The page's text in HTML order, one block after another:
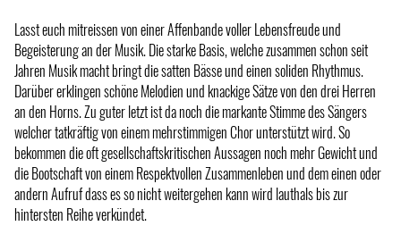
Lasst euch mitreissen von einer Affenbande voller Lebensfreude und
Begeisterung an der Musik. Die starke Basis, welche zusammen schon seit
Jahren Musik macht bringt die satten Bässe und einen soliden Rhythmus.
Darüber erklingen schöne Melodien und knackige Sätze von den drei Herren
an den Horns. Zu guter letzt ist da noch die markante Stimme des Sängers
welcher tatkräftig von einem mehrstimmigen Chor unterstützt wird. So
bekommen die oft gesellschaftskritischen Aussagen noch mehr Gewicht und
die Bootschaft von einem Respektvollen Zusammenleben und dem einen oder
andern Aufruf dass es so nicht weitergehen kann wird lauthals bis zur
hintersten Reihe verkündet.